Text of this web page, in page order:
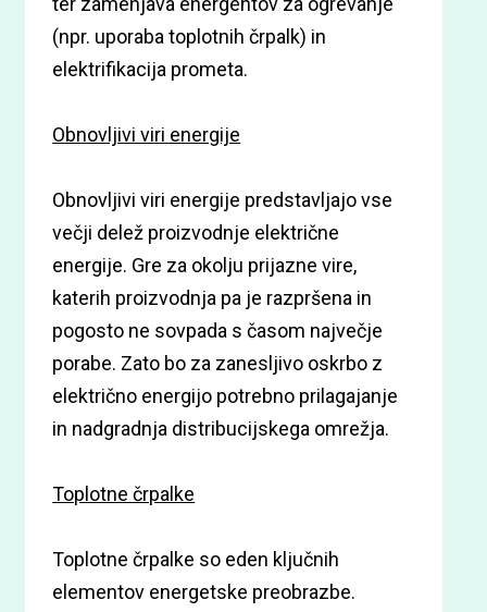
(npr. uporaba toplotnih črpalk) in
elektrifikacija prometa.
Obnovljivi viri energije
Obnovljivi viri energije predstavljajo vse
večji delež proizvodnje električne
energije. Gre za okolju prijazne vire,
katerih proizvodnja pa je razpršena in
pogosto ne sovpada s časom največje
porabe. Zato bo za zanesljivo oskrbo z
električno energijo potrebno prilagajanje
in nadgradnja distribucijskega omrežja.
Toplotne črpalke
Toplotne črpalke so eden ključnih
elementov energetske preobrazbe.